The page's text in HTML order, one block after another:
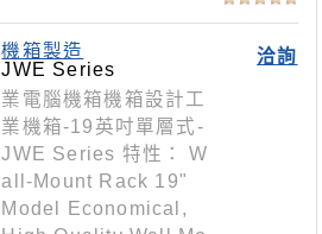
洽詢
機箱製造
JWE Series
業電腦機箱機箱設計工
業機箱-19英吋單層式-
JWE Series 特性： W
all-Mount Rack 19"
Model Economical,